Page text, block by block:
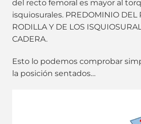
del recto femoral es mayor al
isquiosurales. PREDOMINIO DEL
RODILLA Y DE LOS
CADERA.
Esto lo podemos comprobar
la posición sentados…